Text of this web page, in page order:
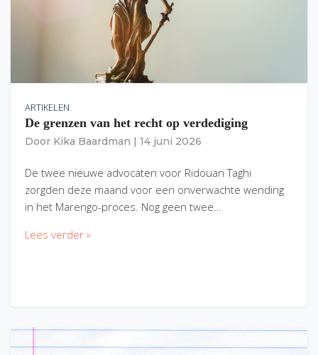
ARTIKELEN
De grenzen van het recht op verdediging
Door Kika Baardman 14 juni 2026
De twee nieuwe advocaten voor Ridouan Taghi
zorgden deze maand voor een onverwachte wending
in het Marengo-proces. Nog geen twee…
Lees verder »